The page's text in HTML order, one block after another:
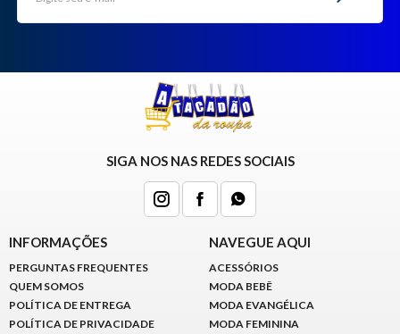
SIGA NOS NAS REDES SOCIAIS
INFORMAÇÕES
PERGUNTAS FREQUENTES
QUEM SOMOS
POLÍTICA DE ENTREGA
POLÍTICA DE PRIVACIDADE
NAVEGUE AQUI
ACESSÓRIOS
MODA BEBÊ
MODA EVANGÉLICA
MODA FEMININA